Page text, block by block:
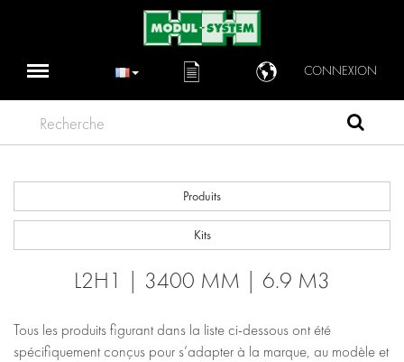
CONNEXION
Recherche
Produits
Kits
L2H1 | 3400 MM | 6.9 M3
Tous les produits figurant dans la liste ci-dessous ont été
spécifiquement conçus pour s’adapter à la marque, au modèle et